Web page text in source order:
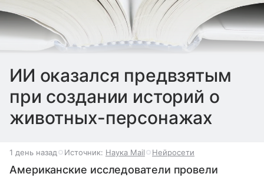
ИИ оказался предвзятым
при создании историй о
животных-персонажах
1 день назад Источник: Наука Mail Нейросети
Американские исследователи провели